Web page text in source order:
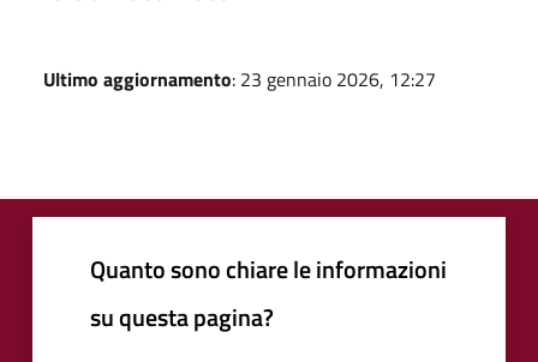
Ultimo aggiornamento: 23 gennaio 2026, 12:27
Quanto sono chiare le informazioni
su questa pagina?